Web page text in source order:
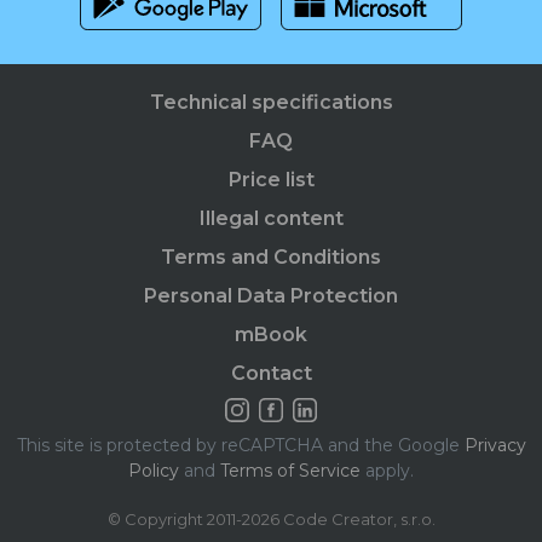
Technical specifications
FAQ
Price list
Illegal content
Terms and Conditions
Personal Data Protection
mBook
Contact
This site is protected by reCAPTCHA and the Google Privacy
Policy and Terms of Service apply.
© Copyright 2011-2026 Code Creator, s.r.o.